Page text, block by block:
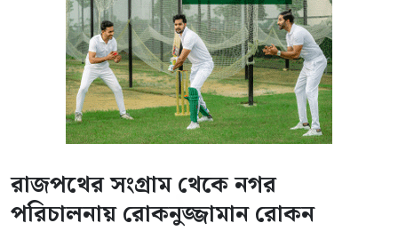
রাজপথের সংগ্রাম থেকে নগর
পরিচালনায় রোকনুজ্জামান রোকন